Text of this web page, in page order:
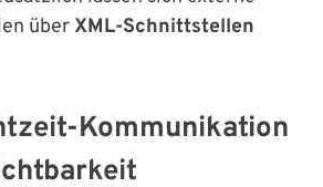
über XML-Schnittstellen
Kommunikation